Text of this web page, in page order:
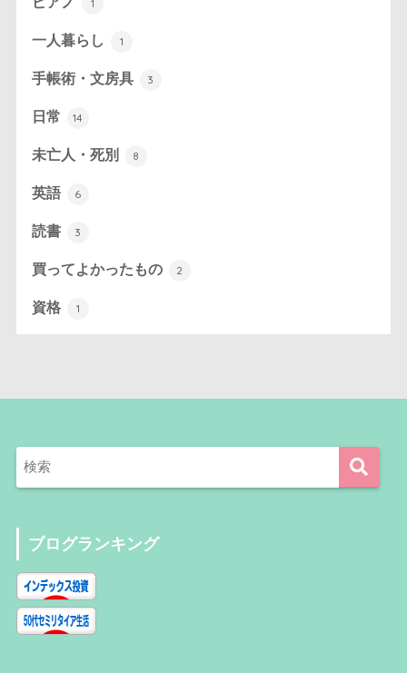
1
一人暮らし 1
手帳術・文房具 3
日常 14
未亡人・死別 8
英語 6
読書 3
買ってよかったもの 2
資格 1
ブログランキング